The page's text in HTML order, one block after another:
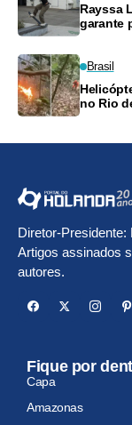
Rayssa
garante
Brasil
no Rio
Diretor-Presidente:
Artigos assinados
autores.
Fique por
Capa
Amazonas